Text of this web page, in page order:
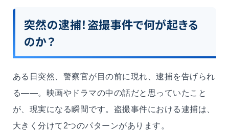
突然の逮捕！盗撮事件で何が起きる
のか？
ある日突然、警察官が目の前に現れ、逮捕を告げられ
る――。映画やドラマの中の話だと思っていたこと
が、現実になる瞬間です。盗撮事件における逮捕は、
大きく分けて2つのパターンがあります。